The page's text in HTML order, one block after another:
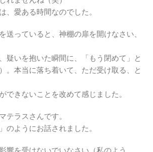
、愛ある時間なのでした。
送っていると、神棚の扉を開けなさい、
疑いを抱いた瞬間に、「もう閉めて」と
。本当に落ち着いて、ただ受け取る、と
できないことを改めて感じました。
テラスさんです。
のようにお話されました。